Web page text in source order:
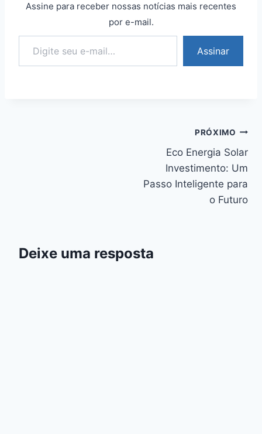
Assine para receber nossas notícias mais recentes
por e-mail.
Digite seu e-mail…
Assinar
PRÓXIMO
Eco Energia Solar
Investimento: Um
Passo Inteligente para
o Futuro
Deixe uma resposta